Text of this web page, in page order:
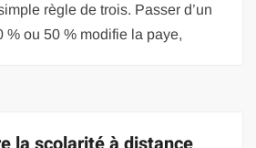
règle de trois. Passer d’un
% ou 50 % modifie la paye,